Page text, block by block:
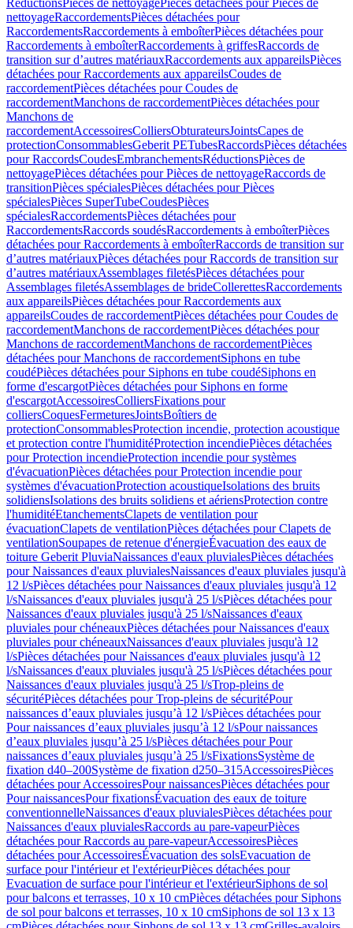
RéductionsPièces de nettoyagePièces détachées pour Pièces de
nettoyageRaccordementsPièces détachées pour
RaccordementsRaccordements à emboîterPièces détachées pour
Raccordements à emboîterRaccordements à griffesRaccords de
transition sur d’autres matériauxRaccordements aux appareilsPièces
détachées pour Raccordements aux appareilsCoudes de
raccordementPièces détachées pour Coudes de
raccordementManchons de raccordementPièces détachées pour
Manchons de
raccordementAccessoiresColliersObturateursJointsCapes de
protectionConsommablesGeberit PETubesRaccordsPièces détachées
pour RaccordsCoudesEmbranchementsRéductionsPièces de
nettoyagePièces détachées pour Pièces de nettoyageRaccords de
transitionPièces spécialesPièces détachées pour Pièces
spécialesPièces SuperTubeCoudesPièces
spécialesRaccordementsPièces détachées pour
RaccordementsRaccords soudésRaccordements à emboîterPièces
détachées pour Raccordements à emboîterRaccords de transition sur
d’autres matériauxPièces détachées pour Raccords de transition sur
d’autres matériauxAssemblages filetésPièces détachées pour
Assemblages filetésAssemblages de brideCollerettesRaccordements
aux appareilsPièces détachées pour Raccordements aux
appareilsCoudes de raccordementPièces détachées pour Coudes de
raccordementManchons de raccordementPièces détachées pour
Manchons de raccordementManchons de raccordementPièces
détachées pour Manchons de raccordementSiphons en tube
coudéPièces détachées pour Siphons en tube coudéSiphons en
forme d'escargotPièces détachées pour Siphons en forme
d'escargotAccessoiresColliersFixations pour
colliersCoquesFermeturesJointsBoîtiers de
protectionConsommablesProtection incendie, protection acoustique
et protection contre l'humiditéProtection incendiePièces détachées
pour Protection incendieProtection incendie pour systèmes
d'évacuationPièces détachées pour Protection incendie pour
systèmes d'évacuationProtection acoustiqueIsolations des bruits
solidiensIsolations des bruits solidiens et aériensProtection contre
l'humiditéEtanchementsClapets de ventilation pour
évacuationClapets de ventilationPièces détachées pour Clapets de
ventilationSoupapes de retenue d'énergieÉvacuation des eaux de
toiture Geberit PluviaNaissances d'eaux pluvialesPièces détachées
pour Naissances d'eaux pluvialesNaissances d'eaux pluviales jusqu'à
12 l/sPièces détachées pour Naissances d'eaux pluviales jusqu'à 12
l/sNaissances d'eaux pluviales jusqu'à 25 l/sPièces détachées pour
Naissances d'eaux pluviales jusqu'à 25 l/sNaissances d'eaux
pluviales pour chéneauxPièces détachées pour Naissances d'eaux
pluviales pour chéneauxNaissances d'eaux pluviales jusqu'à 12
l/sPièces détachées pour Naissances d'eaux pluviales jusqu'à 12
l/sNaissances d'eaux pluviales jusqu'à 25 l/sPièces détachées pour
Naissances d'eaux pluviales jusqu'à 25 l/sTrop-pleins de
sécuritéPièces détachées pour Trop-pleins de sécuritéPour
naissances d’eaux pluviales jusqu’à 12 l/sPièces détachées pour
Pour naissances d’eaux pluviales jusqu’à 12 l/sPour naissances
d’eaux pluviales jusqu’à 25 l/sPièces détachées pour Pour
naissances d’eaux pluviales jusqu’à 25 l/sFixationsSystème de
fixation d40–200Système de fixation d250–315AccessoiresPièces
détachées pour AccessoiresPour naissancesPièces détachées pour
Pour naissancesPour fixationsÉvacuation des eaux de toiture
conventionnelleNaissances d'eaux pluvialesPièces détachées pour
Naissances d'eaux pluvialesRaccords au pare-vapeurPièces
détachées pour Raccords au pare-vapeurAccessoiresPièces
détachées pour AccessoiresÉvacuation des solsEvacuation de
surface pour l'intérieur et l'extérieurPièces détachées pour
Evacuation de surface pour l'intérieur et l'extérieurSiphons de sol
pour balcons et terrasses, 10 x 10 cmPièces détachées pour Siphons
de sol pour balcons et terrasses, 10 x 10 cmSiphons de sol 13 x 13